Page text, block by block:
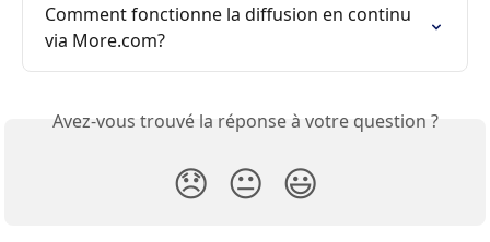
Comment fonctionne la diffusion en continu
via More.com?
Avez-vous trouvé la réponse à votre question ?
😞 😐 😃